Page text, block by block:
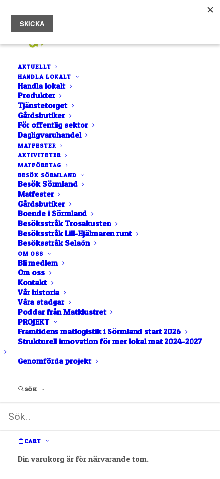
AKTUELLT
HANDLA LOKALT
Handla lokalt
Produkter
Tjänstetorget
Gårdsbutiker
För offentlig sektor
Dagligvaruhandel
MATFESTER
AKTIVITETER
MATFÖRETAG
BESÖK SÖRMLAND
Besök Sörmland
Matfester
Gårdsbutiker
Boende i Sörmland
Besöksstråk Trosakusten
Besöksstråk Lill-Hjälmaren runt
Besöksstråk Selaön
OM OSS
Bli medlem
Om oss
Kontakt
Vår historia
Våra stadgar
Poddar från Matklustret
PROJEKT
Framtidens matlogistik i Sörmland start 2026
Strukturell innovation för mer lokal mat 2024-2027
Genomförda projekt
SÖK
CART
Din varukorg är för närvarande tom.
Trosa
Mörkö Lamm
BUTIK OCH GÅRDSFÖRSÄLJNING
CHARK GÅRDS­FÖRSÄLJNING
På gränsen mellan Stockholm och Trosa skärgård
naturreservatet och Tullgarn slott som granne.
legotillverkar färskkorv och lufttorkad salami. Vi
hemma på gården på Furholmen i Trosa. Minsta
köttmängd är 10 kg köttråvara. Du kan få den